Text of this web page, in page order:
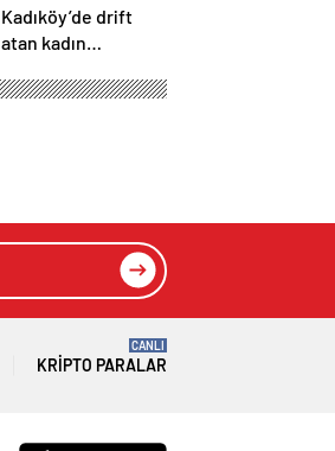
Kadıköy’de drift
atan kadın
ceza